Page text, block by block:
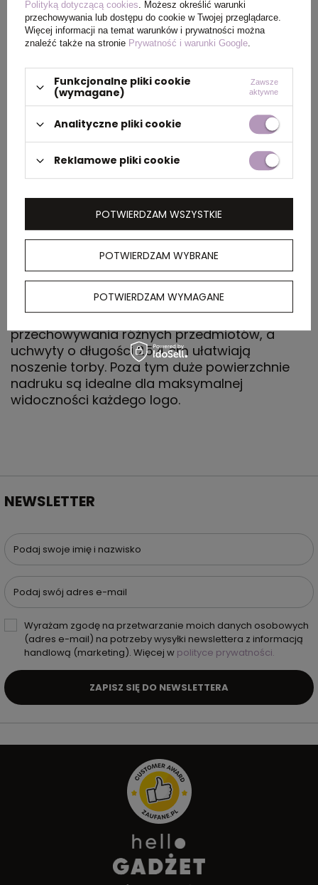
PAKOWANIE
Wymiary
kartonu
zewnętrznego
40 x 68 x 51 cm
Waga
kartonu
zewnętrznego
14 kg
OPIS
Torba Liberty tote jest wykonana z włókniny i
ma usztywniony spód, dzięki czemu jest
uniwersalna i solidna. Duża komora główna
zapewnia wystarczająco dużo miejsca do
przechowywania różnych przedmiotów, a
uchwyty o długości 25,4 cm ułatwiają
noszenie torby. Poza tym duże powierzchnie
nadruku są idealne dla maksymalnej
widoczności każdego logo.
NEWSLETTER
Podaj swoje imię i nazwisko
Podaj swój adres e-mail
Wyrażam zgodę na przetwarzanie moich danych osobowych
(adres e-mail) na potrzeby wysyłki newslettera z informacją
handlową (marketing). Więcej w polityce prywatności.
ZAPISZ SIĘ DO NEWSLETTERA
Polityką dotyczącą cookies. Możesz określić warunki
przechowywania lub dostępu do cookie w Twojej przeglądarce.
Więcej informacji na temat warunków i prywatności można
znaleźć także na stronie Prywatność i warunki Google.
Funkcjonalne pliki cookie
(wymagane)
Zawsze
aktywne
Analityczne pliki cookie
Reklamowe pliki cookie
POTWIERDZAM WYBRANE
POTWIERDZAM WYMAGANE
POTWIERDZAM WSZYSTKIE